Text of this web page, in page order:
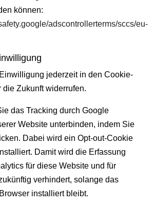
können:
adscontrollerterms/sccs/eu-
jederzeit in den Cookie-
die Zukunft widerrufen.
das Tracking durch Google
Website unterbinden, indem Sie
Dabei wird ein Opt-out-Cookie
Damit wird die Erfassung
für diese Website und für
verhindert, solange das
installiert bleibt.